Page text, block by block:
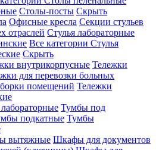
Столы-посты Скрыть
Офисные кресла Секции стульев
отраслей Стулья лабораторные
Все категории Стулья
Скрыть
внутрикорпусные Тележки
для перевозки больных
помещений Тележки
Тумбы под
подкатные Тумбы
вытяжные Шкафы для документов